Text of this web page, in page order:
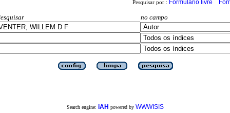
Pesquisar por : Formulário livre
no campo
Search engine: iAH powered by WWWISIS